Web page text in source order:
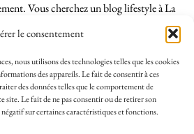
le consentement
nous utilisons des technologies telles que les cookies
des appareils. Le fait de consentir à ces
des données telles que le comportement de
site. Le fait de ne pas consentir ou de retirer son
sur certaines caractéristiques et fonctions.
Vous cherchez un blog lifestyle à La
? Vous êtes au bon endroit. Que vous
dans notre belle ville, j’espère que mes
de La Rochelle comme un·e vrai·e
initié·e. !